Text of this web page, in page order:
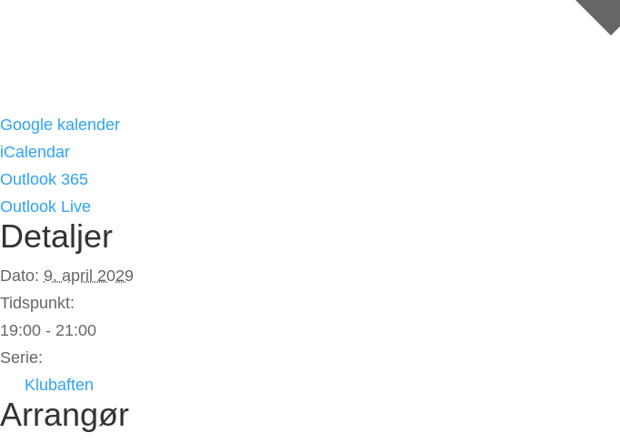
Google kalender
iCalendar
Outlook 365
Outlook Live
Detaljer
Dato: 9. april 2029
Tidspunkt:
19:00 - 21:00
Serie:
Klubaften
Arrangør